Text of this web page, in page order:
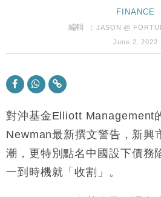
財經｜SA售股自救後再出
財經｜華僑銀行上半年淨
47仙
17:33
及消費表現
損失近6900萬元
16:05
財經｜日經失守6.5萬點後
15:47
粦接任
FINANCE
編輯 ：JASON @
June 2, 2022
對沖基金Elliott Management
Newman最新撰文警告，新興
潮，更特別點名中國設下債務
一到時機就「收割」。